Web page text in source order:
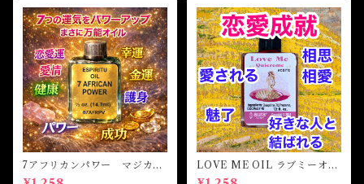
7アフリカンパワー マジカル
オイル・魔女オイル 7AFRI
LOVE ME OIL ラブミーオイ
ル -相思相愛・愛される-